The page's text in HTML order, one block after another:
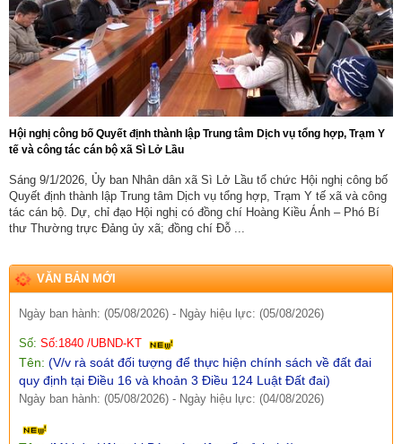
Hội nghị công bố Quyết định thành lập Trung tâm Dịch vụ tổng hợp, Trạm Y
tế và công tác cán bộ xã Sì Lở Lầu
Sáng 9/1/2026, Ủy ban Nhân dân xã Sì Lở Lầu tổ chức Hội nghị công bố
Quyết định thành lập Trung tâm Dịch vụ tổng hợp, Trạm Y tế xã và công
tác cán bộ. Dự, chỉ đạo Hội nghị có đồng chí Hoàng Kiều Ánh – Phó Bí
thư Thường trực Đảng ủy xã; đồng chí Đỗ ...
VĂN BẢN MỚI
Số:Số: 1851/UBND-VHXH
Tên:(V/v thông tin kết quả rà soát các hệ thống thông tin, cơ sở
dữ liệu, nền tảng số được giao quản lý, vận hành trên địa bàn
xã Sì Lở Lầu)
Ngày ban hành: (06/08/2026) Ngày hiệu lực: (05/08/2026)
Số:Số: 511/QĐ-BBT
Tên:(QUYẾT ĐỊNH Về việc ban hành Quy chế tổ chức và hoạt
động của Trang thông tin điện tử xã Sì Lở Lầu)
Ngày ban hành: (06/08/2026) -Ngày hiệu lực: (05/08/2026)
Số:Số:1844 /KH-UBND
Nuôi con bằng sữa mẹ năm 2026)
Ngày ban hành: (05/08/2026) -Ngày hiệu lực: (05/08/2026)
Số:Số:1840 /UBND-KT
quy định tại Điều 16 và khoản 3 Điều 124 Luật Đất đai)
Ngày ban hành: (05/08/2026) -Ngày hiệu lực: (04/08/2026)
Ngày ban hành: (05/08/2026)